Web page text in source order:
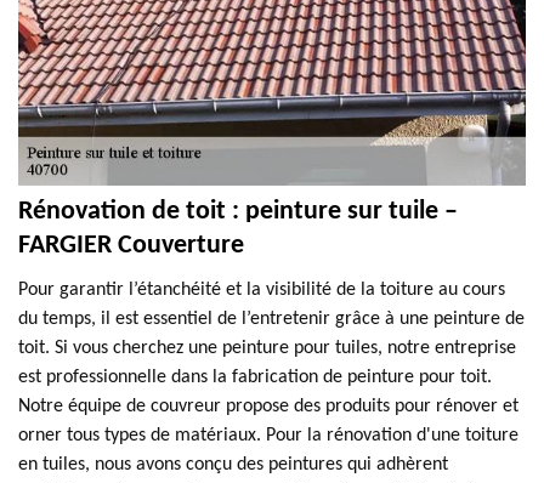
Rénovation de toit : peinture sur tuile –
FARGIER Couverture
Pour garantir l’étanchéité et la visibilité de la toiture au cours
du temps, il est essentiel de l’entretenir grâce à une peinture de
toit. Si vous cherchez une peinture pour tuiles, notre entreprise
est professionnelle dans la fabrication de peinture pour toit.
Notre équipe de couvreur propose des produits pour rénover et
orner tous types de matériaux. Pour la rénovation d'une toiture
en tuiles, nous avons conçu des peintures qui adhèrent